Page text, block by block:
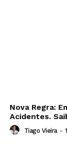
Nova Regra:
Acidentes.
Tiago Vieira -